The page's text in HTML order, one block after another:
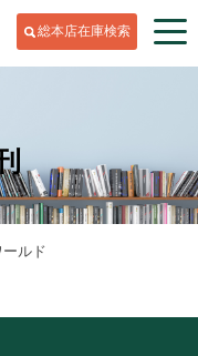
総本店在庫検索
ールド